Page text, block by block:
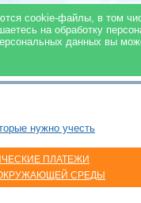
cookie-файлы, в том
на обработку
данных вы
В ИНТЕРНЕТ
нужно учесть
ПЛАТЕЖИ
СРЕДЫ